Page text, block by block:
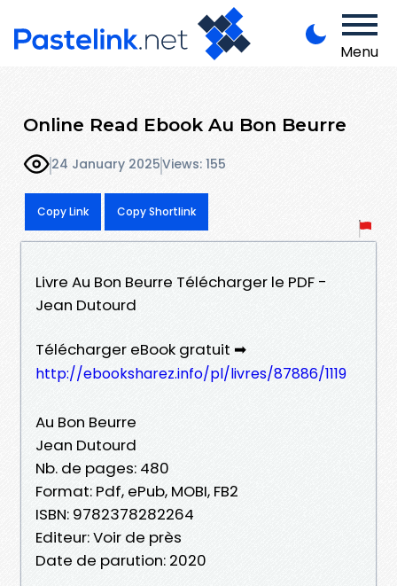
Menu
Online Read Ebook Au Bon Beurre
24 January 2025Views: 155
Copy Link Copy Shortlink
Livre Au Bon Beurre Télécharger le PDF -
Jean Dutourd
Télécharger eBook gratuit ➡
http://ebooksharez.info/pl/livres/87886/1119
Au Bon Beurre
Jean Dutourd
Nb. de pages: 480
Format: Pdf, ePub, MOBI, FB2
ISBN: 9782378282264
Editeur: Voir de près
Date de parution: 2020